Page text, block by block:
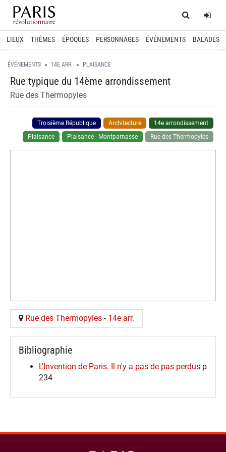
Home
LIEUX THÈMES ÉPOQUES PERSONNAGES ÉVÉNEMENTS BALADES
ÉVÉNEMENTS 14E ARR. PLAISANCE
Rue typique du 14ème arrondissement
Rue des Thermopyles
Troisième République Architecture
14e arrondissement
Plaisance
Plaisance - Montparnasse Rue des Thermopyles
Rue des Thermopyles - 14e arr.
Bibliographie
L'Invention de Paris. Il n'y a pas de pas perdus p
234